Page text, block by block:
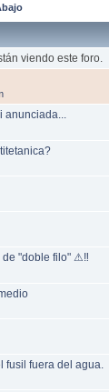
viendo este foro.
"doble filo" ⚠‼
fusil fuera del agua.